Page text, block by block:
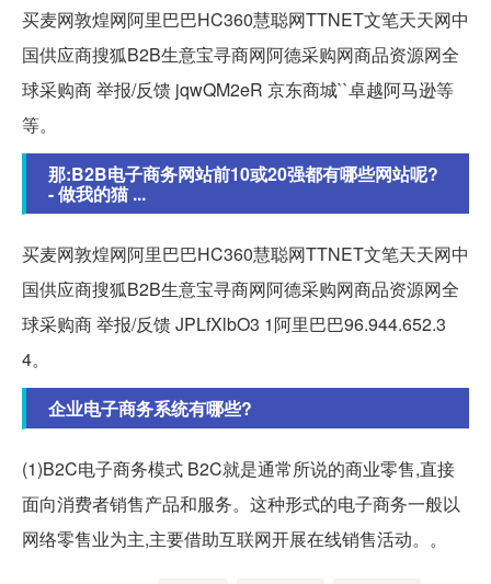
买麦网敦煌网阿里巴巴HC360慧聪网TTNET文笔天天网中
国供应商搜狐B2B生意宝寻商网阿德采购网商品资源网全
球采购商 举报/反馈 jqwQM2eR 京东商城``卓越阿马逊等
等。
那:B2B电子商务网站前10或20强都有哪些网站呢?
- 做我的猫 ...
买麦网敦煌网阿里巴巴HC360慧聪网TTNET文笔天天网中
国供应商搜狐B2B生意宝寻商网阿德采购网商品资源网全
球采购商 举报/反馈 JPLfXlbO3 1阿里巴巴96.944.652.3
4。
企业电子商务系统有哪些?
(1)B2C电子商务模式 B2C就是通常所说的商业零售,直接
面向消费者销售产品和服务。这种形式的电子商务一般以
网络零售业为主,主要借助互联网开展在线销售活动。。